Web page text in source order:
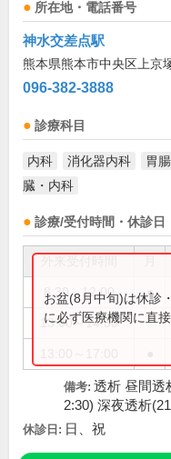
所在地・電話番号
神水交差点駅
熊本県熊本市中央区上京
096-382-3888
診療科目
内科 消化器内科 胃
臓・内科
診療/受付時間・休診日
8:30～12:00 ●
13:00～14:30
お盆(8月中旬)は休診
に必ず医療機関に直
備考: 透析 昼間透
2:30) 深夜透析
休診日: 日、祝